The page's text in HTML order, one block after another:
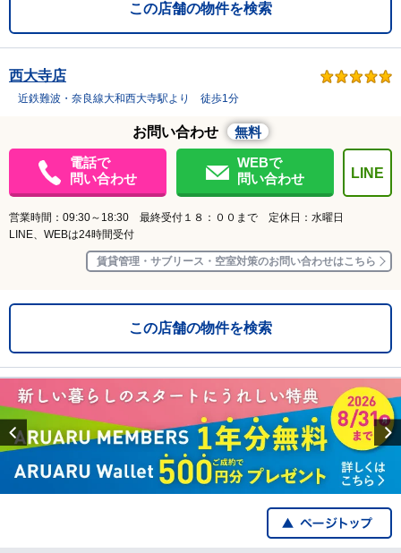
この店舗の物件を検索
西大寺店
近鉄難波・奈良線大和西大寺駅より 徒歩1分
お問い合わせ
無料
電話で
問い合わせ
WEBで
問い合わせ
LINE
営業時間：09:30～18:30 最終受付１８：００まで 定休日：水曜日
LINE、WEBは24時間受付
賃貸管理・サブリース・空室対策のお問い合わせはこちら
この店舗の物件を検索
Previous